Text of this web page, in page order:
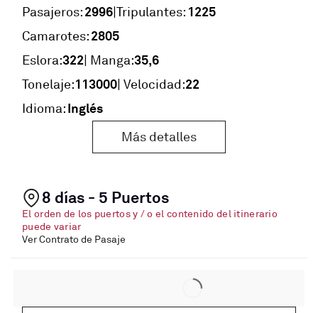
Pasajeros:2996|Tripulantes: 1225
Camarotes:2805
Eslora:322| Manga:35,6
Tonelaje:113000| Velocidad:22
Idioma:Inglés
Más detalles
8 días - 5 Puertos
El orden de los puertos y / o el contenido del itinerario
puede variar
Ver Contrato de Pasaje